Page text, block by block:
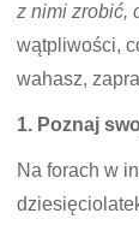
z nimi zrobić,
wątpliwości,
wahasz,
1. Poznaj
Na forach w